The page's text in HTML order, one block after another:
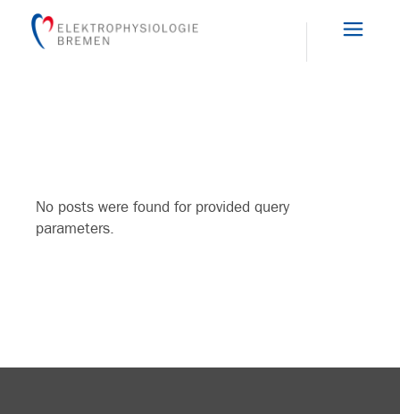
content
No posts were found for provided query
parameters.